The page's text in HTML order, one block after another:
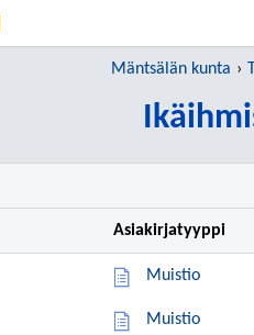
Mäntsälän kunta
Asiakirjatyyppi
Muistio
Muistio